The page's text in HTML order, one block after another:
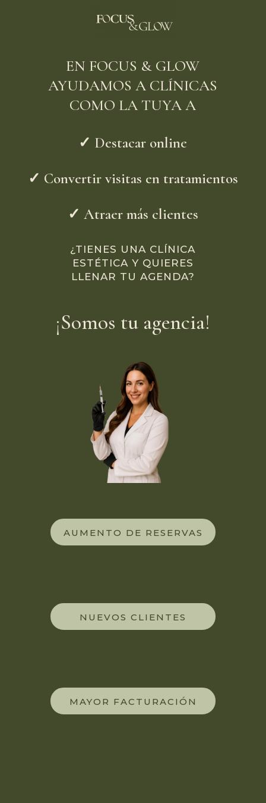
EN FOCUS & GLOW
AYUDAMOS A CLÍNICAS
COMO LA TUYA A
✓ Destacar online
✓ Convertir visitas en tratamientos
✓ Atraer más clientes
¿TIENES UNA CLÍNICA
ESTÉTICA Y QUIERES
LLENAR TU AGENDA?
¡Somos tu agencia!
AUMENTO DE RESERVAS
NUEVOS CLIENTES
MAYOR FACTURACIÓN